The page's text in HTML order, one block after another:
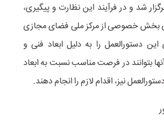
شد و در فرآیند این نظارت و پیگیری،
بخش خصوصی از مرکز ملی فضای مجازی
دستورالعمل را به دلیل ابعاد فنی و
بتوانند در فرصت مناسب نسبت به ابعاد
نیز، اقدام لازم را انجام دهند.